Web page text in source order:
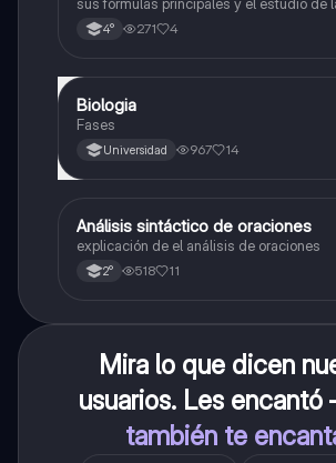
como representación gráfica.Incluye
forma general, cálculo de raíces, vértice
4° 271 4
Biología
Biologia
Fases
Universidad 967 14
Lengua
Análisis sintáctico de oraciones
explicación de el análisis de oraciones
2° 518 11
Mira lo que dicen
usuarios. Les
también te